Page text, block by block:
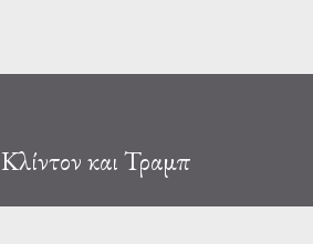
και Τραμπ